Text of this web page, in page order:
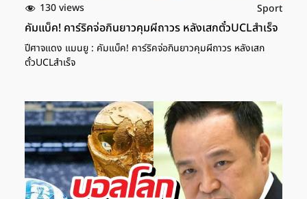
130 views Sport
คัมแบ็ค! คาร์ริคจ่อกินยาวคุมผีถาวร หลังเสกตั๋วUCLสำเร็จ
ปีศาจแดง แมนยู : คัมแบ็ค! คาร์ริคจ่อกินยาวคุมผีถาวร หลังเสก
ตั๋วUCLสำเร็จ